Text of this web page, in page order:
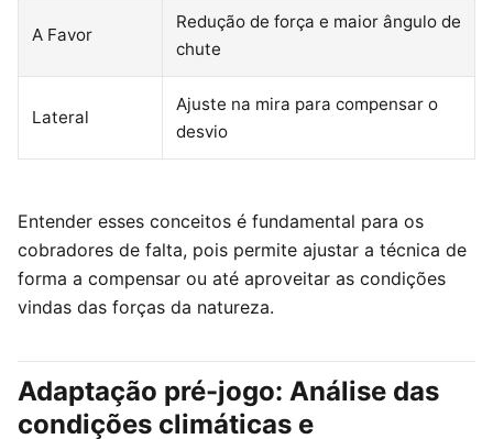
A Favor
Redução de força e maior ângulo de
chute
Lateral
Ajuste na mira para compensar o
desvio
Entender esses conceitos é fundamental para os
cobradores de falta, pois permite ajustar a técnica de
forma a compensar ou até aproveitar as condições
vindas das forças da natureza.
Adaptação pré-jogo: Análise das
condições climáticas e